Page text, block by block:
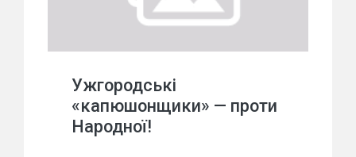
Ужгородські
«капюшонщики» — проти
Народної!